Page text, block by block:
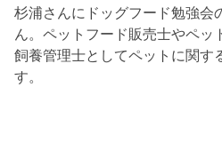
杉浦さんにドッグフード勉強会
ん。ペットフード販売士やペッ
飼養管理士としてペットに関す
す。